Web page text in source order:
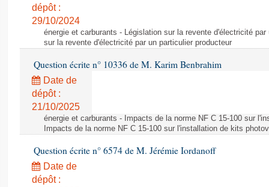
dépôt :
29/10/2024
énergie et carburants - Législation sur la revente d'électricité
sur la revente d'électricité par un particulier producteur
Question écrite n° 10336 de M. Karim Benbrahim
Date de
dépôt :
21/10/2025
énergie et carburants - Impacts de la norme NF C 15-100 sur
Impacts de la norme NF C 15-100 sur l'installation de kits
Question écrite n° 6574 de M. Jérémie Iordanoff
Date de
dépôt :